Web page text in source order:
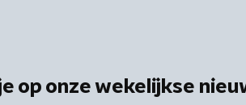
op onze wekelijkse